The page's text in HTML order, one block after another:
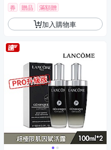
券 贈品 滿額贈
加入購物車